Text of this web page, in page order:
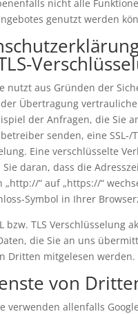
nicht alle
genutzt werden
nutzt aus Gründen der
Übertragung
der Anfragen, die Sie
senden, eine SSL-/
Eine verschlüsselte
daran, dass die
„http://“ auf „https://“
Symbol in Ihrer
bzw. TLS Verschlüsselung
die Sie an uns
Dritten mitgelesen werden.
von
verwenden allenfalls